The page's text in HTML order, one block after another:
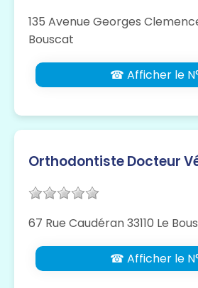
135 Avenue Georges
Bouscat
☎ Afficher le
Orthodontiste Docteur
67 Rue Caudéran 33110 Le
☎ Afficher le